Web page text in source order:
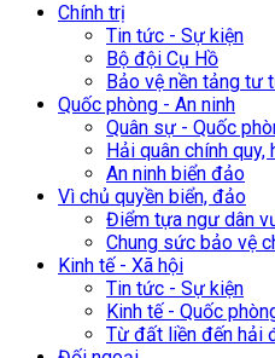
Chính trị
Tin tức - Sự kiện
Bộ đội Cụ Hồ
Bảo vệ nền tảng tư
Quốc phòng - An ninh
Quân sự - Quốc
Hải quân chính quy,
An ninh biển đảo
Vì chủ quyền biển, đảo
Điểm tựa ngư dân
Chung sức bảo vệ
Kinh tế - Xã hội
Tin tức - Sự kiện
Kinh tế - Quốc
Từ đất liền đến hải